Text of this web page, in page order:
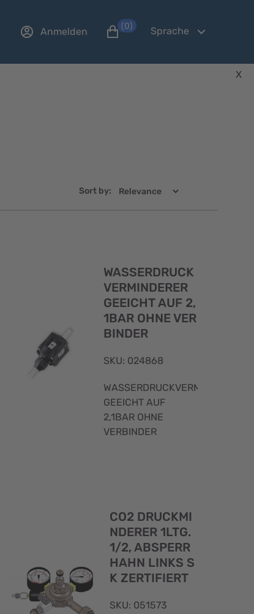
Anmelden (0) Sprache
X
Sort by:
WASSERDRUCK
VERMINDERER
GEEICHT AUF 2,
1BAR OHNE VER
BINDER
SKU: 024868
WASSERDRUCKVERMINDERER
GEEICHT AUF
2,1BAR OHNE
VERBINDER
CO2 DRUCKMI
NDERER 1LTG.
1/2, ABSPERR
HAHN LINKS S
K ZERTIFIERT
SKU: 051573